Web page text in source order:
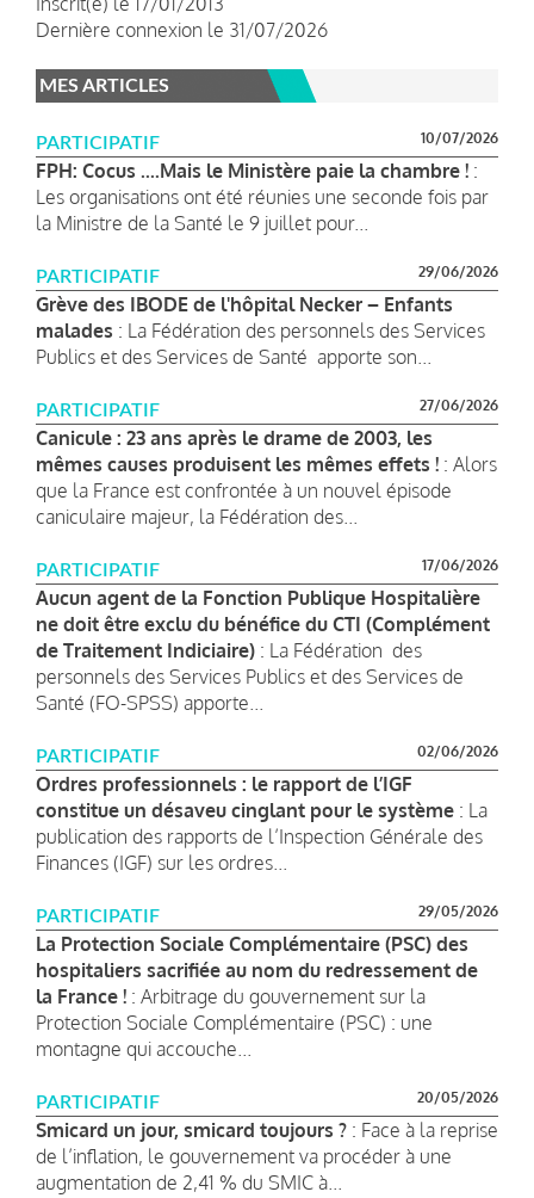
Dernière connexion le 31/07/2026
MES ARTICLES
PARTICIPATIF 10/07/2026
FPH: Cocus ....Mais le Ministère paie la chambre ! :
Les organisations ont été réunies une seconde fois par
la Ministre de la Santé le 9 juillet pour...
PARTICIPATIF 29/06/2026
Grève des IBODE de l'hôpital Necker – Enfants
malades : La Fédération des personnels des Services
Publics et des Services de Santé apporte son...
PARTICIPATIF 27/06/2026
Canicule : 23 ans après le drame de 2003, les
mêmes causes produisent les mêmes effets ! : Alors
que la France est confrontée à un nouvel épisode
caniculaire majeur, la Fédération des...
PARTICIPATIF 17/06/2026
Aucun agent de la Fonction Publique Hospitalière
ne doit être exclu du bénéfice du CTI (Complément
de Traitement Indiciaire) : La Fédération des
personnels des Services Publics et des Services de
Santé (FO-SPSS) apporte...
PARTICIPATIF 02/06/2026
Ordres professionnels : le rapport de l’IGF
constitue un désaveu cinglant pour le système : La
publication des rapports de l’Inspection Générale des
Finances (IGF) sur les ordres...
PARTICIPATIF 29/05/2026
La Protection Sociale Complémentaire (PSC) des
hospitaliers sacrifiée au nom du redressement de
la France ! : Arbitrage du gouvernement sur la
Protection Sociale Complémentaire (PSC) : une
montagne qui accouche...
PARTICIPATIF 20/05/2026
Smicard un jour, smicard toujours ? : Face à la reprise
de l’inflation, le gouvernement va procéder à une
augmentation de 2,41 % du SMIC à...